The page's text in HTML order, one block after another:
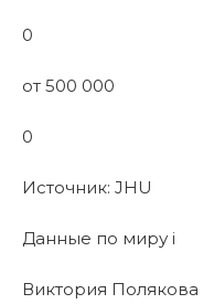
0
от 500 000
0
Источник: JHU
Данные по миру i
Виктория Полякова